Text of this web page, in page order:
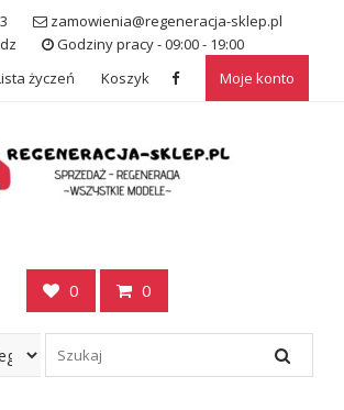
zamowienia@regeneracja-sklep.pl
Godziny pracy - 09:00 - 19:00
życzeń Koszyk Moje konto
0 0